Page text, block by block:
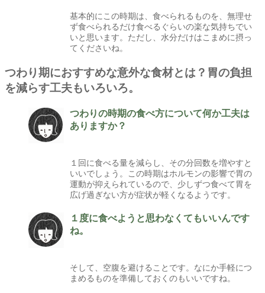
基本的にこの時期は、食べられるものを、無理せ
ず食べられるだけ食べるぐらいの楽な気持ちでい
いと思います。ただし、水分だけはこまめに摂っ
てくださいね。
つわり期におすすめな意外な食材とは？胃の負担
を減らす工夫もいろいろ。
つわりの時期の食べ方について何か工夫は
ありますか？
１回に食べる量を減らし、その分回数を増やすと
いいでしょう。この時期はホルモンの影響で胃の
運動が抑えられているので、少しずつ食べて胃を
広げ過ぎない方が症状が軽くなるようです。
１度に食べようと思わなくてもいいんです
ね。
そして、空腹を避けることです。なにか手軽につ
まめるものを準備しておくのもいいですね。